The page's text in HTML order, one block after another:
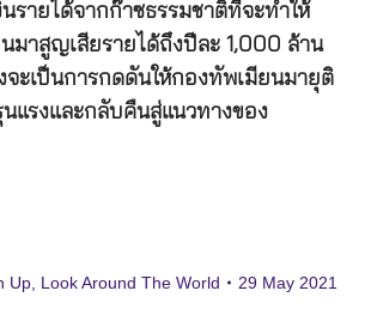
รายได้จากก๊าซธรรมชาติที่จะทำให้
มาสูญเสียรายได้ถึงปีละ 1,000 ล้าน
จะเป็นการกดดันให้กองทัพเมียนมายุติ
แรงและกลับคืนสู่แนวทางของ
Up Look Around The World 29 May 2021